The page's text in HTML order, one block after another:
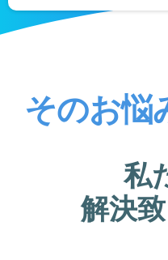
そのお悩
私
解決